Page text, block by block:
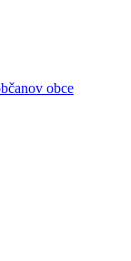
obce